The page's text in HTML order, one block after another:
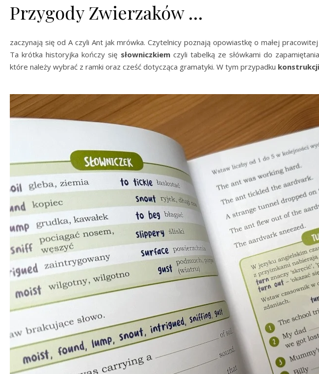
Przygody Zwierzaków …
zaczynają się od A czyli Ant jak mrówka. Czytelnicy poznają opowiastkę o małej
Ta krótka historyjka kończy się słowniczkiemczyli tabelką ze słówkami do
które należy wybrać z ramki oraz cześć dotycząca gramatyki. W tym przypadku